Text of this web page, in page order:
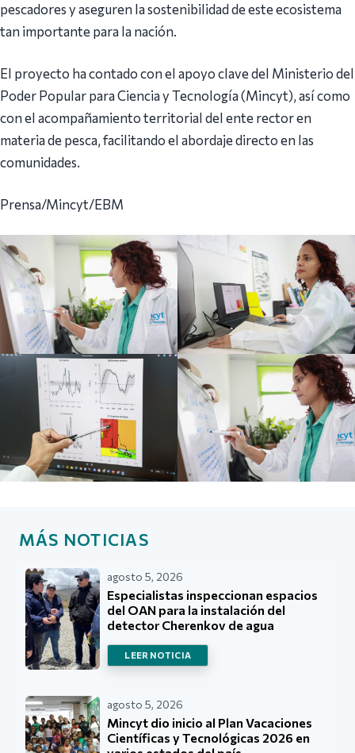
pescadores y aseguren la sostenibilidad de este ecosistema
tan importante para la nación.
El proyecto ha contado con el apoyo clave del Ministerio del
Poder Popular para Ciencia y Tecnología (Mincyt), así como
con el acompañamiento territorial del ente rector en
materia de pesca, facilitando el abordaje directo en las
comunidades.
Prensa/Mincyt/EBM
MÁS NOTICIAS
agosto 5, 2026
Especialistas inspeccionan espacios
del OAN para la instalación del
detector Cherenkov de agua
LEER NOTICIA
agosto 5, 2026
Mincyt dio inicio al Plan Vacaciones
Científicas y Tecnológicas 2026 en